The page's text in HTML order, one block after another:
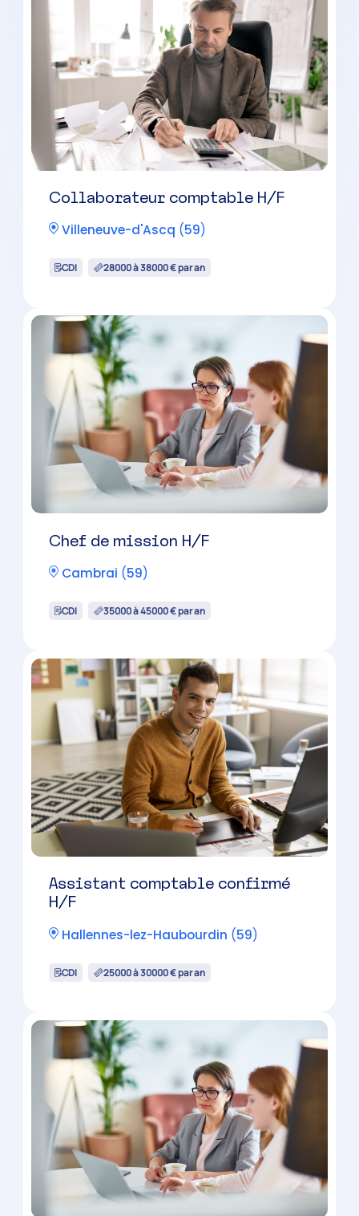
Collaborateur comptable H/F
Villeneuve-d'Ascq (59)
CDI 28000 à 38000 € par an
Chef de mission H/F
Cambrai (59)
CDI 35000 à 45000 € par an
Assistant comptable confirmé
H/F
Hallennes-lez-Haubourdin (59)
CDI 25000 à 30000 € par an